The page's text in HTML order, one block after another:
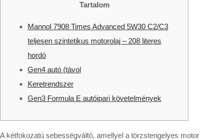
Tartalom
Mannol 7908 Times Advanced 5W30 C2/C3
teljesen szintetikus motorolaj – 208 literes
hordó
Gen4 autó (távol
Keretrendszer
Gen3 Formula E autóipari követelmények
A kétfokozatú sebességváltó, amellyel a törzstengelyes motor